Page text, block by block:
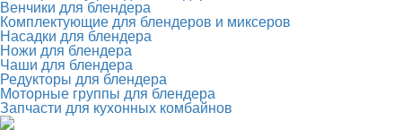
Венчики для блендера
Комплектующие для блендеров и миксеров
Насадки для блендера
Ножи для блендера
Чаши для блендера
Редукторы для блендера
Моторные группы для блендера
Запчасти для кухонных комбайнов